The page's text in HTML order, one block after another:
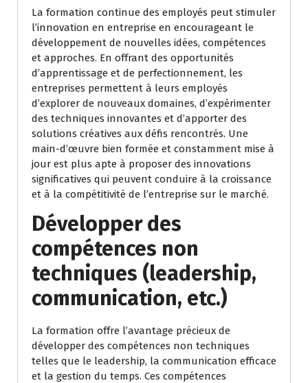
La formation continue des employés peut stimuler
l’innovation en entreprise en encourageant le
développement de nouvelles idées, compétences
et approches. En offrant des opportunités
d’apprentissage et de perfectionnement, les
entreprises permettent à leurs employés
d’explorer de nouveaux domaines, d’expérimenter
des techniques innovantes et d’apporter des
solutions créatives aux défis rencontrés. Une
main-d’œuvre bien formée et constamment mise à
jour est plus apte à proposer des innovations
significatives qui peuvent conduire à la croissance
et à la compétitivité de l’entreprise sur le marché.
Développer des
compétences non
techniques (leadership,
communication, etc.)
La formation offre l’avantage précieux de
développer des compétences non techniques
telles que le leadership, la communication efficace
et la gestion du temps. Ces compétences